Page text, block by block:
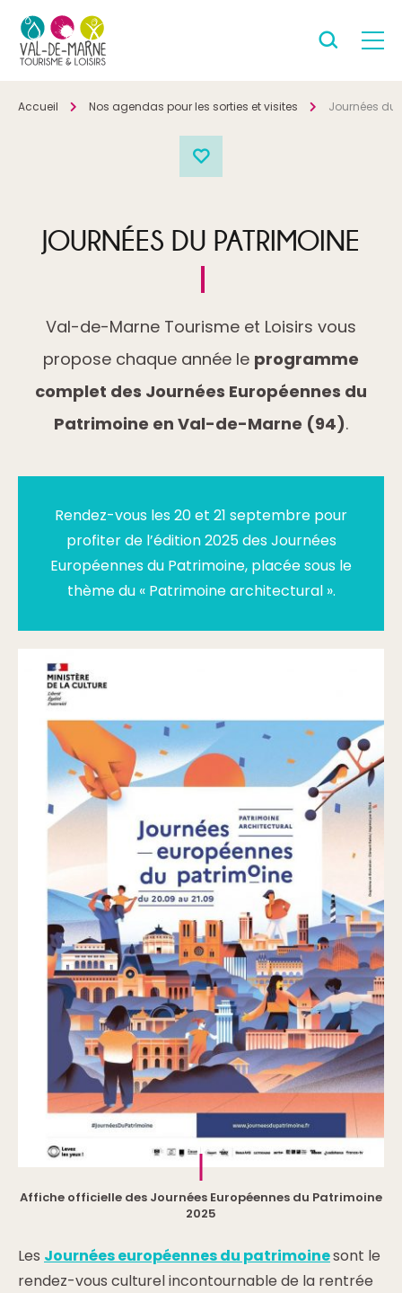
Accueil Nos agendas pour les sorties et visites Journées du
JOURNÉES DU PATRIMOINE
Val-de-Marne Tourisme et Loisirs vous
propose chaque année le programme
complet des Journées Européennes du
Patrimoine en Val-de-Marne (94).
Rendez-vous les 20 et 21 septembre pour
profiter de l’édition 2025 des Journées
Européennes du Patrimoine, placée sous le
thème du « Patrimoine architectural ».
Affiche officielle des Journées Européennes du Patrimoine
2025
Les Journées européennes du patrimoinesont le
rendez-vous culturel incontournable de la rentrée